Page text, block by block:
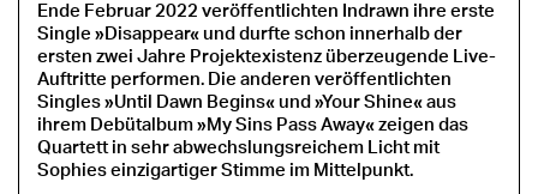
Ende Februar 2022 veröffentlichten Indrawn ihre erste
Single »Disappear« und durfte schon innerhalb der
ersten zwei Jahre Projektexistenz überzeugende Live-
Auftritte performen. Die anderen veröffentlichten
Singles »Until Dawn Begins« und »Your Shine« aus
ihrem Debütalbum »My Sins Pass Away« zeigen das
Quartett in sehr abwechslungsreichem Licht mit
Sophies einzigartiger Stimme im Mittelpunkt.